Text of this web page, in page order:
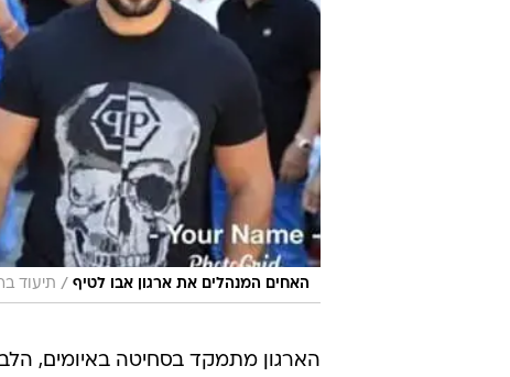
האחים המנהלים את ארגון אבו לטיף / תיעוד ברשתות
הארגון מתמקד בסחיטה באיומים,